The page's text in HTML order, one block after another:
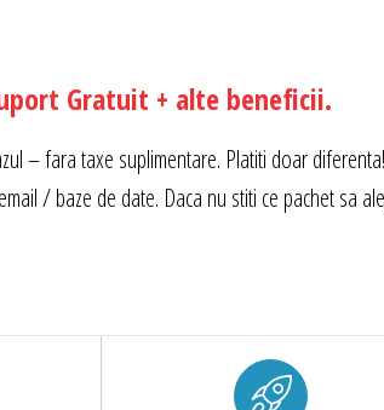
Gratuit + alte beneficii.
– fara taxe suplimentare. Platiti doar
/ baze de date. Daca nu stiti ce pachet sa